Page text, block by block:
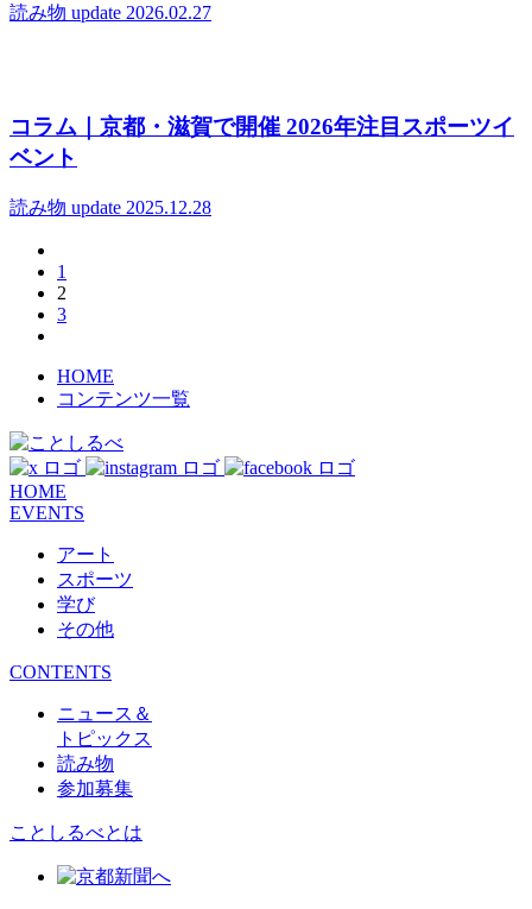
読み物 update 2026.02.27
コラム｜京都・滋賀で開催 2026年注目スポーツイ
ベント
読み物 update 2025.12.28
1
2
3
HOME
コンテンツ一覧
HOME
EVENTS
アート
スポーツ
学び
その他
CONTENTS
ニュース＆
トピックス
読み物
参加募集
ことしるべとは